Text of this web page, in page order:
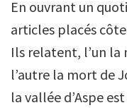
En ouvrant un
articles placés
Ils relatent, l’un la
l’autre la mort de
la vallée d’Aspe